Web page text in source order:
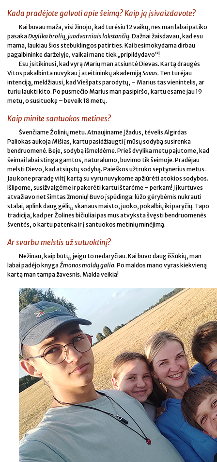
Kada pradėjote galvoti apie šeimą? Kaip ją įsivaizdavote?
Kai buvau maža, visi žinojo, kad turėsiu 12 vaikų, nes man labai patiko
pasakaDvylika brolių, juodvarniais lakstančių. Dažnai žaisdavau, kad esu
mama, laukiau šios stebuklingos patirties. Kai besimokydama dirbau
pagalbininke darželyje, vaikai mane tiek „pripildydavo“!
Esu įsitikinusi, kad vyrą Marių man atsiuntė Dievas. Kartą draugės
Vitos pakalbinta nuvykau į ateitininkų akademiją Savas. Ten turėjau
intenciją, meldžiausi, kad Viešpats parodytų, – Marius tas vienintelis, ar
turiu laukti kito. Po pusmečio Marius man pasipiršo, kartu esame jau 19
metų, o susituokę – beveik 18 metų.
Kaip minite santuokos metines?
Švenčiame Žolinių metu. Atnaujiname įžadus, tėvelis Algirdas
Paliokas aukoja Mišias, kartu pasidžiaugti į mūsų sodybą susirenka
bendruomenė. Beje, sodybą išmeldėme. Prieš dvylika metų pajutome, kad
šeimai labai stinga gamtos, natūralumo, buvimo tik šeimoje. Pradėjau
melsti Dievo, kad atsiųstų sodybą. Paieškos užtruko septynerius metus.
Jau kone praradę viltį kartą su vyru nuvykome apžiūrėti atokios sodybos.
Išlipome, susižvalgėme ir pakerėti kartu ištarėme – perkam! Į įkurtuves
atvažiavo net šimtas žmonių! Buvo įspūdinga: lūžo gėrybėmis nukrauti
stalai, aplink daug gėlių, skanaus maisto, juoko, pokalbių iki paryčių. Tapo
tradicija, kad per Žolines bičiuliai pas mus atvyksta švęsti bendruomenės
šventės, o kartu patenka ir į santuokos metinių minėjimą.
Ar svarbu melstis už sutuoktinį?
Nežinau, kaip būtų, jeigu to nedaryčiau. Kai buvo daug iššūkių, man
labai padėjo knygaŽmonos maldų galia. Po maldos mano vyras kiekvieną
kartą man tampa žavesnis. Malda veikia!